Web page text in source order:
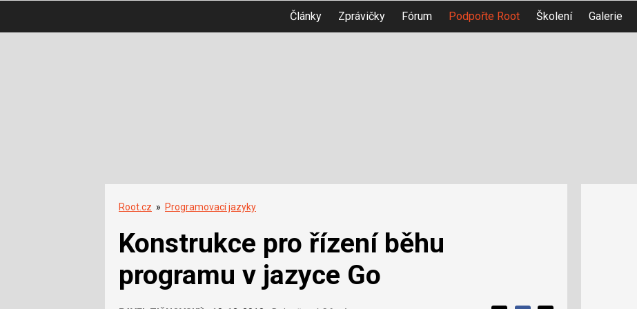
Články Zprávičky Fórum Podpořte Root Školení Galerie
Root.cz » Programovací jazyky
Konstrukce pro řízení běhu
programu v jazyce Go